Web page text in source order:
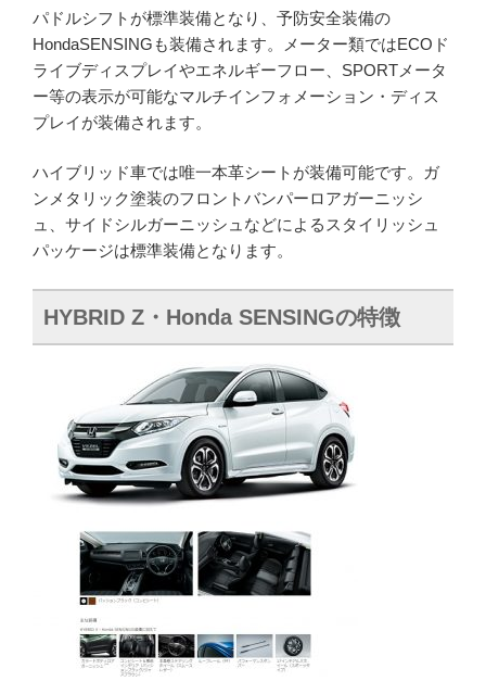
パドルシフトが標準装備となり、予防安全装備の
HondaSENSINGも装備されます。メーター類ではECOド
ライブディスプレイやエネルギーフロー、SPORTメータ
ー等の表示が可能なマルチインフォメーション・ディス
プレイが装備されます。
ハイブリッド車では唯一本革シートが装備可能です。ガ
ンメタリック塗装のフロントバンパーロアガーニッシ
ュ、サイドシルガーニッシュなどによるスタイリッシュ
パッケージは標準装備となります。
HYBRID Z・Honda SENSINGの特徴